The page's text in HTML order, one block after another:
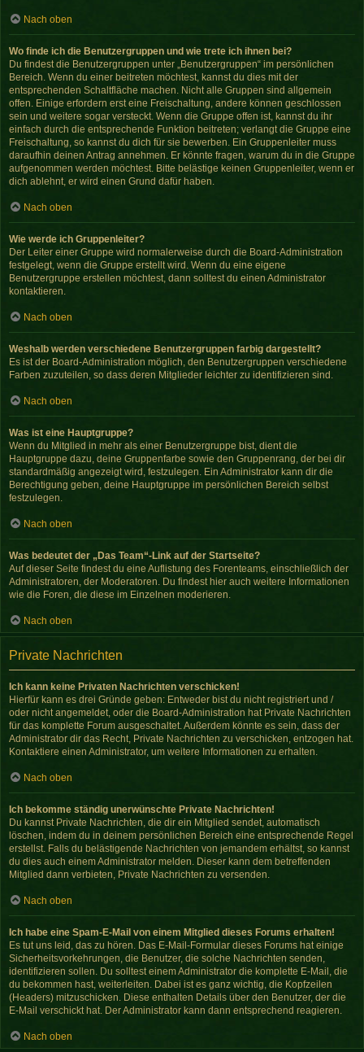
Nach oben
Wo finde ich die Benutzergruppen und wie trete ich ihnen bei?
Du findest die Benutzergruppen unter „Benutzergruppen“ im persönlichen
Bereich. Wenn du einer beitreten möchtest, kannst du dies mit der
entsprechenden Schaltfläche machen. Nicht alle Gruppen sind allgemein
offen. Einige erfordern erst eine Freischaltung, andere können geschlossen
sein und weitere sogar versteckt. Wenn die Gruppe offen ist, kannst du ihr
einfach durch die entsprechende Funktion beitreten; verlangt die Gruppe eine
Freischaltung, so kannst du dich für sie bewerben. Ein Gruppenleiter muss
daraufhin deinen Antrag annehmen. Er könnte fragen, warum du in die Gruppe
aufgenommen werden möchtest. Bitte belästige keinen Gruppenleiter, wenn er
dich ablehnt, er wird einen Grund dafür haben.
Nach oben
Wie werde ich Gruppenleiter?
Der Leiter einer Gruppe wird normalerweise durch die Board-Administration
festgelegt, wenn die Gruppe erstellt wird. Wenn du eine eigene
Benutzergruppe erstellen möchtest, dann solltest du einen Administrator
kontaktieren.
Nach oben
Weshalb werden verschiedene Benutzergruppen farbig dargestellt?
Es ist der Board-Administration möglich, den Benutzergruppen verschiedene
Farben zuzuteilen, so dass deren Mitglieder leichter zu identifizieren sind.
Nach oben
Was ist eine Hauptgruppe?
Wenn du Mitglied in mehr als einer Benutzergruppe bist, dient die
Hauptgruppe dazu, deine Gruppenfarbe sowie den Gruppenrang, der bei dir
standardmäßig angezeigt wird, festzulegen. Ein Administrator kann dir die
Berechtigung geben, deine Hauptgruppe im persönlichen Bereich selbst
festzulegen.
Nach oben
Was bedeutet der „Das Team“-Link auf der Startseite?
Auf dieser Seite findest du eine Auflistung des Forenteams, einschließlich der
Administratoren, der Moderatoren. Du findest hier auch weitere Informationen
wie die Foren, die diese im Einzelnen moderieren.
Nach oben
Private Nachrichten
Ich kann keine Privaten Nachrichten verschicken!
Hierfür kann es drei Gründe geben: Entweder bist du nicht registriert und /
oder nicht angemeldet, oder die Board-Administration hat Private Nachrichten
für das komplette Forum ausgeschaltet. Außerdem könnte es sein, dass der
Administrator dir das Recht, Private Nachrichten zu verschicken, entzogen hat.
Kontaktiere einen Administrator, um weitere Informationen zu erhalten.
Nach oben
Ich bekomme ständig unerwünschte Private Nachrichten!
Du kannst Private Nachrichten, die dir ein Mitglied sendet, automatisch
löschen, indem du in deinem persönlichen Bereich eine entsprechende Regel
erstellst. Falls du belästigende Nachrichten von jemandem erhältst, so kannst
du dies auch einem Administrator melden. Dieser kann dem betreffenden
Mitglied dann verbieten, Private Nachrichten zu versenden.
Nach oben
Ich habe eine Spam-E-Mail von einem Mitglied dieses Forums erhalten!
Es tut uns leid, das zu hören. Das E-Mail-Formular dieses Forums hat einige
Sicherheitsvorkehrungen, die Benutzer, die solche Nachrichten senden,
identifizieren sollen. Du solltest einem Administrator die komplette E-Mail, die
du bekommen hast, weiterleiten. Dabei ist es ganz wichtig, die Kopfzeilen
(Headers) mitzuschicken. Diese enthalten Details über den Benutzer, der die
E-Mail verschickt hat. Der Administrator kann dann entsprechend reagieren.
Nach oben